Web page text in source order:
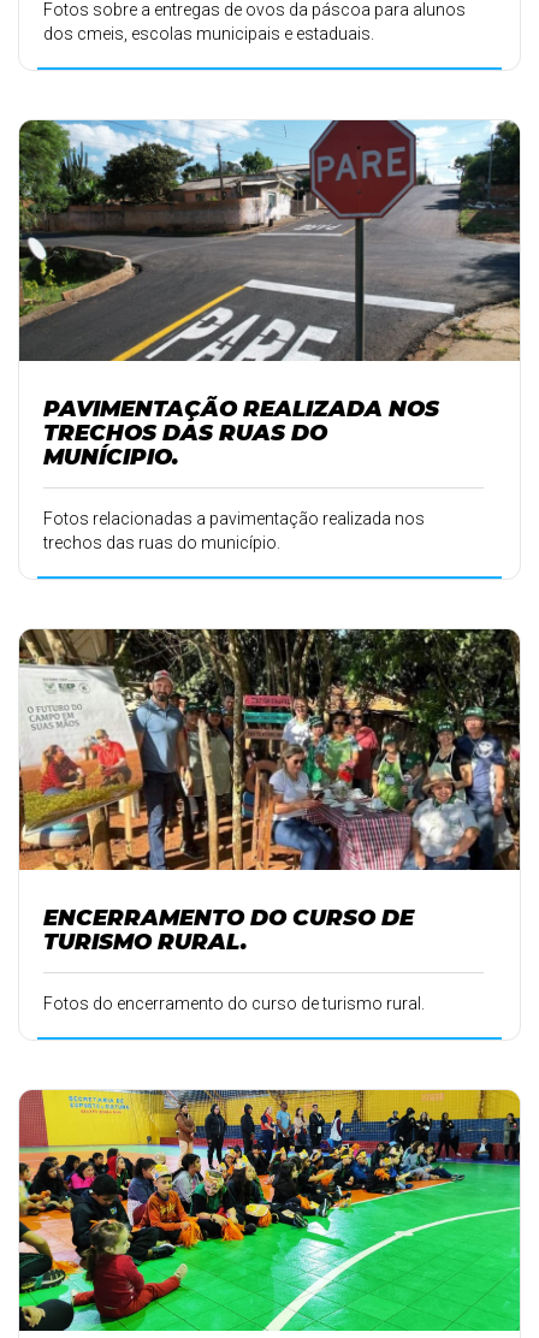
Fotos sobre a entregas de ovos da páscoa para alunos
dos cmeis, escolas municipais e estaduais.
PAVIMENTAÇÃO REALIZADA NOS
TRECHOS DAS RUAS DO
MUNÍCIPIO.
Fotos relacionadas a pavimentação realizada nos
trechos das ruas do município.
ENCERRAMENTO DO CURSO DE
TURISMO RURAL.
Fotos do encerramento do curso de turismo rural.